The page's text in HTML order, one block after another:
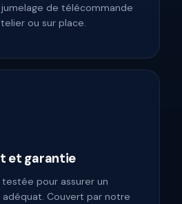
de télécommande
ou sur place.
et garantie
testée pour assurer un
Couvert par notre